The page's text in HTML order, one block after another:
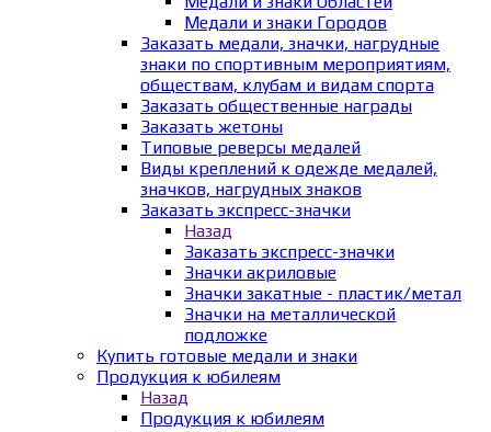
Медали и знаки Городов
Заказать медали, значки, нагрудные
знаки по спортивным мероприятиям,
обществам, клубам и видам спорта
Заказать общественные награды
Заказать жетоны
Типовые реверсы медалей
Виды креплений к одежде медалей,
значков, нагрудных знаков
Заказать экспресс-значки
Назад
Заказать экспресс-значки
Значки акриловые
Значки закатные - пластик/метал
Значки на металлической
подложке
Купить готовые медали и знаки
Продукция к юбилеям
Назад
Продукция к юбилеям